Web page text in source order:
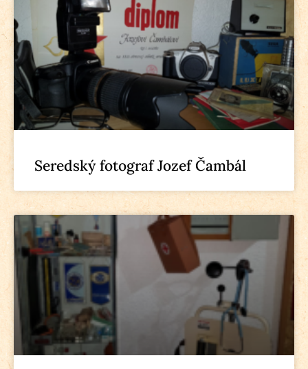
Seredský fotograf Jozef Čambál